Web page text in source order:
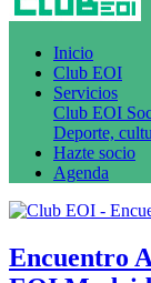
Inicio
Club EOI
Servicios
Club EOI
Deporte,
Hazte socio
Agenda
Encuentro